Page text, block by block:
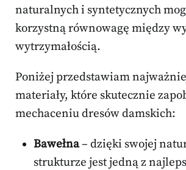
naturalnych i syntetycznych
korzystną równowagę między
wytrzymałością.
Poniżej przedstawiam
materiały, które skutecznie
mechaceniu dresów damskich:
Bawełna– dzięki swojej
strukturze jest jedną z